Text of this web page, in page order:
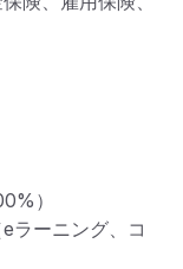
）
ラーニング、コ